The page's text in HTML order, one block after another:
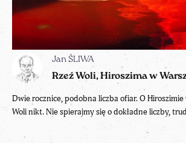
Jan ŚLIWA
Rzeź Woli, Hiroszima w
Dwie rocznice, podobna liczba ofiar. O Hiroszimie
Woli nikt. Nie spierajmy się o dokładne liczby,